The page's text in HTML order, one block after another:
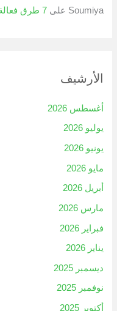
Soumiya على7 طرق فعالة للتخلص من السحالي المنزلية
الأرشيف
أغسطس 2026
يوليو 2026
يونيو 2026
مايو 2026
أبريل 2026
مارس 2026
فبراير 2026
يناير 2026
ديسمبر 2025
نوفمبر 2025
أكتوبر 2025